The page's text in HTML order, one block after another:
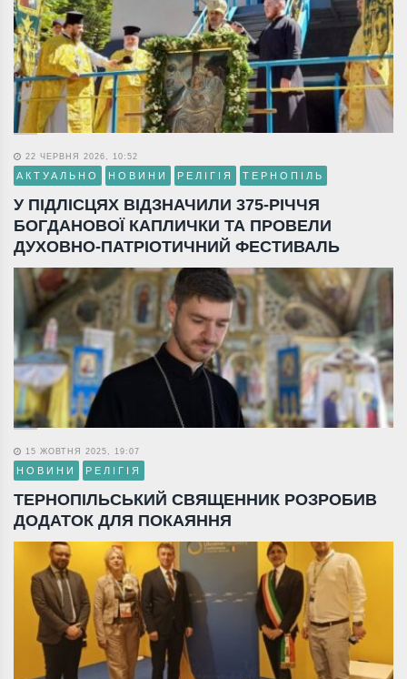
22 ЧЕРВНЯ 2026, 10:52
АКТУАЛЬНО НОВИНИ РЕЛІГІЯ ТЕРНОПІЛЬ
У ПІДЛІСЦЯХ ВІДЗНАЧИЛИ 375-РІЧЧЯ
БОГДАНОВОЇ КАПЛИЧКИ ТА ПРОВЕЛИ
ДУХОВНО-ПАТРІОТИЧНИЙ ФЕСТИВАЛЬ
15 ЖОВТНЯ 2025, 19:07
НОВИНИ РЕЛІГІЯ
ТЕРНОПІЛЬСЬКИЙ СВЯЩЕННИК РОЗРОБИВ
ДОДАТОК ДЛЯ ПОКАЯННЯ